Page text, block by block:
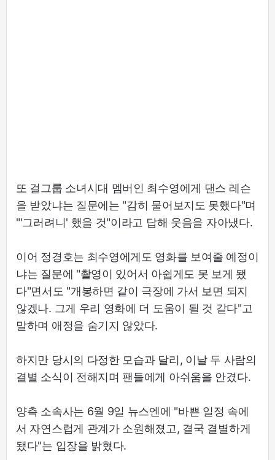
또 걸그룹 소녀시대 멤버인 최수영에게 댄스 레슨
을 받았냐는 질문에는 "감히 물어보지도 못했다"며
"'그러려니' 했을 것"이라고 답해 웃음을 자아냈다.
이어 정경호는 최수영에게도 영화를 보여줄 예정이
냐는 질문에 "촬영이 있어서 아쉽게도 못 보게 됐
다"면서도 "개봉하면 같이 극장에 가서 보면 되지
않겠나. 그게 우리 영화에 더 도움이 될 것 같다"고
말하며 애정을 숨기지 않았다.
하지만 당시의 다정한 모습과 달리, 이날 두 사람의
결별 소식이 전해지며 팬들에게 아쉬움을 안겼다.
양측 소속사는 6월 9일 뉴스엔에 "바쁜 일정 속에
서 자연스럽게 관계가 소원해졌고, 결국 결별하게
됐다"는 입장을 밝혔다.